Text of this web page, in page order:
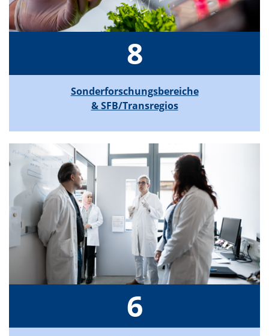
8
Sonderforschungsbereiche
& SFB/Transregios
6